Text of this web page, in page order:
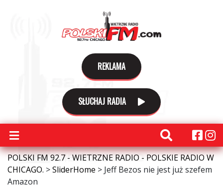
REKLAMA
SŁUCHAJ RADIA
POLSKI FM 92.7 - WIETRZNE RADIO - POLSKIE RADIO W
CHICAGO. >SliderHome > Jeff Bezos nie jest już szefem
Amazon